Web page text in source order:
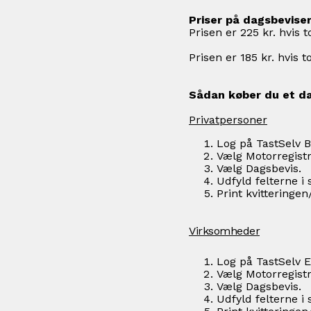
Priser på dagsbeviser
Prisen er 225 kr. hvis
Prisen er 185 kr. hvis
Sådan køber du et
Privatpersoner
Log på TastSelv
Vælg
Vælg Dagsbevis.
Udfyld felterne i
Print
Virksomheder
Log på TastSelv
Vælg
Vælg Dagsbevis.
Udfyld felterne i